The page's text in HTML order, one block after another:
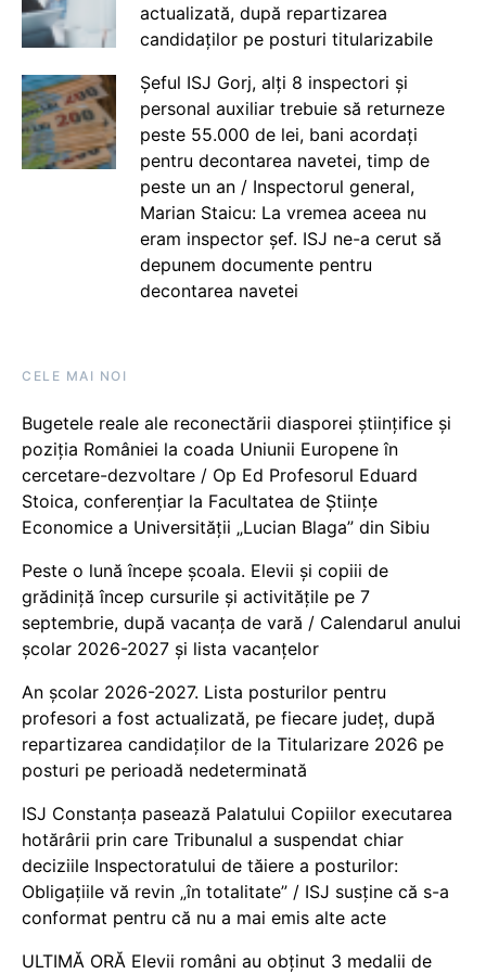
actualizată, după repartizarea
candidaților pe posturi titularizabile
Șeful ISJ Gorj, alți 8 inspectori și
personal auxiliar trebuie să returneze
peste 55.000 de lei, bani acordați
pentru decontarea navetei, timp de
peste un an / Inspectorul general,
Marian Staicu: La vremea aceea nu
eram inspector șef. ISJ ne-a cerut să
depunem documente pentru
decontarea navetei
CELE MAI NOI
Bugetele reale ale reconectării diasporei științifice și
poziția României la coada Uniunii Europene în
cercetare-dezvoltare / Op Ed Profesorul Eduard
Stoica, conferențiar la Facultatea de Științe
Economice a Universității „Lucian Blaga” din Sibiu
Peste o lună începe școala. Elevii și copiii de
grădiniță încep cursurile și activitățile pe 7
septembrie, după vacanța de vară / Calendarul anului
școlar 2026-2027 și lista vacanțelor
An școlar 2026-2027. Lista posturilor pentru
profesori a fost actualizată, pe fiecare județ, după
repartizarea candidaților de la Titularizare 2026 pe
posturi pe perioadă nedeterminată
ISJ Constanța pasează Palatului Copiilor executarea
hotărârii prin care Tribunalul a suspendat chiar
deciziile Inspectoratului de tăiere a posturilor:
Obligațiile vă revin „în totalitate” / ISJ susține că s-a
conformat pentru că nu a mai emis alte acte
ULTIMĂ ORĂ Elevii români au obținut 3 medalii de